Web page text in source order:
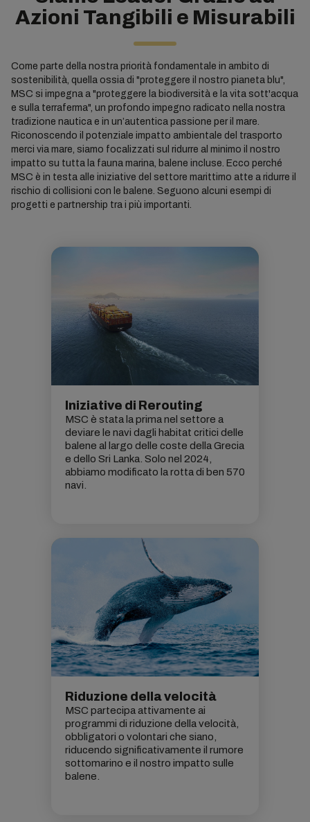
Azioni Tangibili e Misurabili
Come parte della nostra priorità fondamentale in ambito di
sostenibilità, quella ossia di "proteggere il nostro pianeta blu",
MSC si impegna a "proteggere la biodiversità e la vita sott'acqua
e sulla terraferma", un profondo impegno radicato nella nostra
tradizione nautica e in un’autentica passione per il mare.
Riconoscendo il potenziale impatto ambientale del trasporto
merci via mare, siamo focalizzati sul ridurre al minimo il nostro
impatto su tutta la fauna marina, balene incluse. Ecco perché
MSC è in testa alle iniziative del settore marittimo atte a ridurre il
rischio di collisioni con le balene. Seguono alcuni esempi di
progetti e partnership tra i più importanti.
Iniziative di Rerouting
MSC è stata la prima nel settore a
deviare le navi dagli habitat critici delle
balene al largo delle coste della Grecia
e dello Sri Lanka. Solo nel 2024,
abbiamo modificato la rotta di ben 570
navi.
Riduzione della velocità
MSC partecipa attivamente ai
programmi di riduzione della velocità,
obbligatori o volontari che siano,
riducendo significativamente il rumore
sottomarino e il nostro impatto sulle
balene.